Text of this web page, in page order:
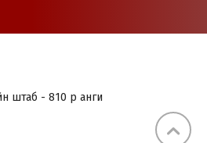
штаб - 810 р анги